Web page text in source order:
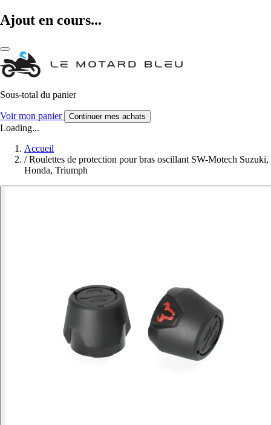
Ajout en cours...
Sous-total du panier
Voir mon panier Continuer mes achats
Loading...
Accueil
/ Roulettes de protection pour bras oscillant SW-Motech Suzuki,
Honda, Triumph